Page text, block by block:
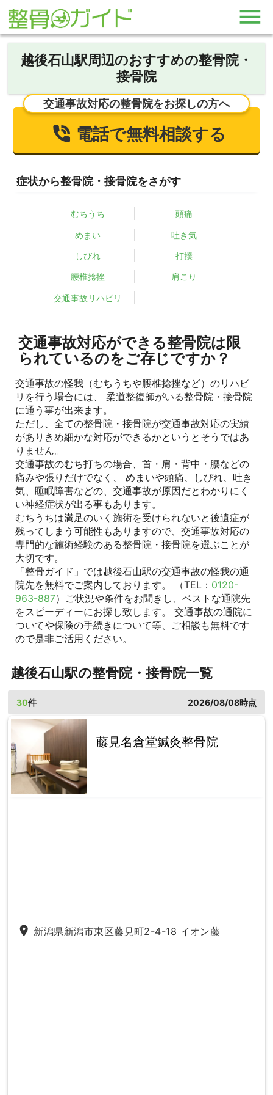
越後石山駅周辺のおすすめの整骨院・
接骨院
交通事故対応の整骨院をお探しの方へ
電話で無料相談する
症状から整骨院・接骨院をさがす
むちうち 頭痛
めまい 吐き気
しびれ 打撲
腰椎捻挫 肩こり
交通事故リハビリ
交通事故対応ができる整骨院は限
られているのをご存じですか？
交通事故の怪我（むちうちや腰椎捻挫など）のリハビ
リを行う場合には、 柔道整復師がいる整骨院・接骨院
に通う事が出来ます。
ただし、全ての整骨院・接骨院が交通事故対応の実績
がありきめ細かな対応ができるかというとそうではあ
りません。
交通事故のむち打ちの場合、首・肩・背中・腰などの
痛みや張りだけでなく、 めまいや頭痛、しびれ、吐き
気、睡眠障害などの、交通事故が原因だとわかりにく
い神経症状が出る事もあります。
むちうちは満足のいく施術を受けられないと後遺症が
残ってしまう可能性もありますので、交通事故対応の
専門的な施術経験のある整骨院・接骨院を選ぶことが
大切です。
「整骨ガイド」では越後石山駅の交通事故の怪我の通
院先を無料でご案内しております。 （TEL： 0120-
963-887）ご状況や条件をお聞きし、ベストな通院先
をスピーディーにお探し致します。 交通事故の通院に
ついてや保険の手続きについて等、ご相談も無料です
ので是非ご活用ください。
越後石山駅の整骨院・接骨院一覧
30件 2026/08/08時点
藤見名倉堂鍼灸整骨院
place 新潟県新潟市東区藤見町2-4-18 イオン藤